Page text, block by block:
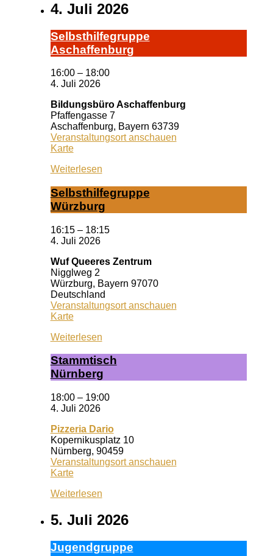
4. Juli 2026
Selbst­hil­fe­grup­pe
A­schaf­fen­burg
16:00 – 18:00
4. Juli 2026
Bildungsbüro Aschaffenburg
Pfaffengasse 7
Aschaffenburg, Bayern 63739
Veranstaltungsort anschauen
KarteBildungsbüro
Weiterlesen
Selbst­hil­fe­grup­pe
Würz­burg
16:15 – 18:15
4. Juli 2026
Wuf Queeres Zentrum
Nigglweg 2
Würzburg, Bayern 97070
Deutschland
Veranstaltungsort anschauen
KarteWuf
Zentrum
Weiterlesen
Stamm­tisch
Nürn­berg
18:00 – 19:00
4. Juli 2026
Pizzeria Dario
Kopernikusplatz 10
Nürnberg, 90459
Veranstaltungsort anschauen
KartePizzeria
Weiterlesen
5. Juli 2026
Ju­gend­grup­pe